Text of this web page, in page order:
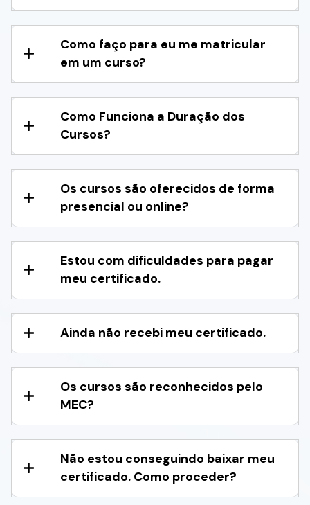
Como faço para eu me matricular
em um curso?
Como Funciona a Duração dos
Cursos?
Os cursos são oferecidos de forma
presencial ou online?
Estou com dificuldades para pagar
meu certificado.
Ainda não recebi meu certificado.
Os cursos são reconhecidos pelo
MEC?
Não estou conseguindo baixar meu
certificado. Como proceder?